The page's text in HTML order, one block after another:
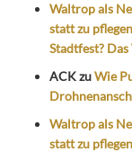
Waltrop als
statt zu
Stadtfest?
ACKzuWie
Waltrop als
statt zu